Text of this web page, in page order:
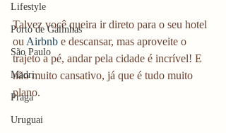
Lifestyle
Porto de Galinhas
São Paulo
Madri
Praga
Uruguai
Talvez você queira ir direto para o seu hotel
ou Airbnb e descansar, mas aproveite o
trajeto a pé, andar pela cidade é incrível! E
não muito cansativo, já que é tudo muito
plano.